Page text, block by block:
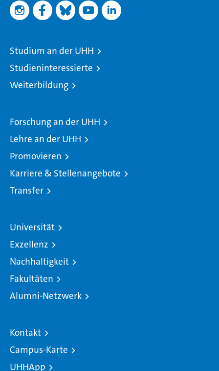
Studium an der UHH
Studieninteressierte
Weiterbildung
Forschung an der UHH
Lehre an der UHH
Promovieren
Karriere & Stellenangebote
Transfer
Universität
Exzellenz
Nachhaltigkeit
Fakultäten
Alumni-Netzwerk
Kontakt
Campus-Karte
UHHApp